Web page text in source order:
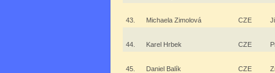
43. Michaela Zimolová CZE
44. Karel Hrbek CZE
45. Daniel Balík CZE